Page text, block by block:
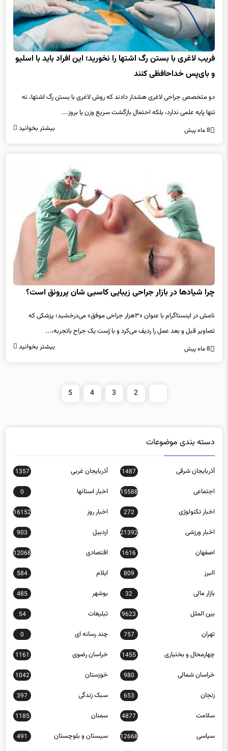
فریب لاغری با بستن رگ اشتها را نخورید؛ این افراد باید با اسلیو
و بای‌پس خداحافظی کنند
دو متخصص جراحی لاغری هشدار دادند که روش لاغری با بستن رگ اشتها، نه
تنها پایه علمی ندارد، بلکه احتمال بازگشت سریع وزن یا بروز...
8 ماه پیش بیشتر بخوانید
چرا شیادها در بازار جراحی زیبایی کاسبی شان پررونق است؟
نامش در اینستاگرام با عنوان «۳هزار جراحی موفق» می‌درخشید؛ پزشکی که
تصاویر قبل و بعد عمل را ردیف می‌کرد و با ژست یک جراح باتجربه،...
8 ماه پیش بیشتر بخوانید
2
3
4
5
دسته بندی موضوعات
آذربایجان شرقی 1487 آذربایجان غربی 1357
اجتماعی 15588 اخبار استانها 0
اخبار تکنولوژی 272 اخبار روز 16152
اخبار ورزشی 21392 اردبیل 903
اصفهان 1616 اقتصادی 12068
البرز 809 ایلام 584
بازار مالی 32 بوشهر 485
بین الملل 9623 تبلیغات 54
تهران 757 چند رسانه ای 0
چهارمحال و بختیاری 1455 خراسان رضوی 1161
خراسان شمالی 980 خوزستان 1042
زنجان 653 سبک زندگی 397
سلامت 4877 سمنان 1185
سیاسی 12668 سیستان و بلوچستان 491